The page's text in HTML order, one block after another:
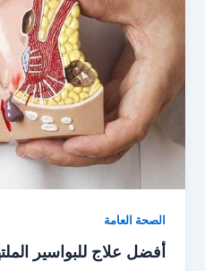
الصحة العامة
أفضل علاج للبواسير